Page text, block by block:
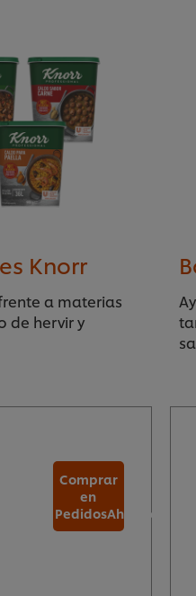
Knorr
a materias
de hervir y
Comprar
en
PedidosAhora.com